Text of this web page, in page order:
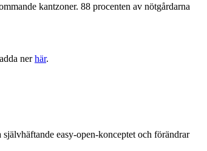
kantzoner. 88 procenten av nötgårdarna
nerhär.
easy-open-konceptet och förändrar